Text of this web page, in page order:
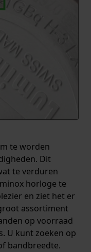
te worden
Dit
te verduren
horloge te
en ziet het er
assortiment
op voorraad
U kunt zoeken op
bandbreedte.